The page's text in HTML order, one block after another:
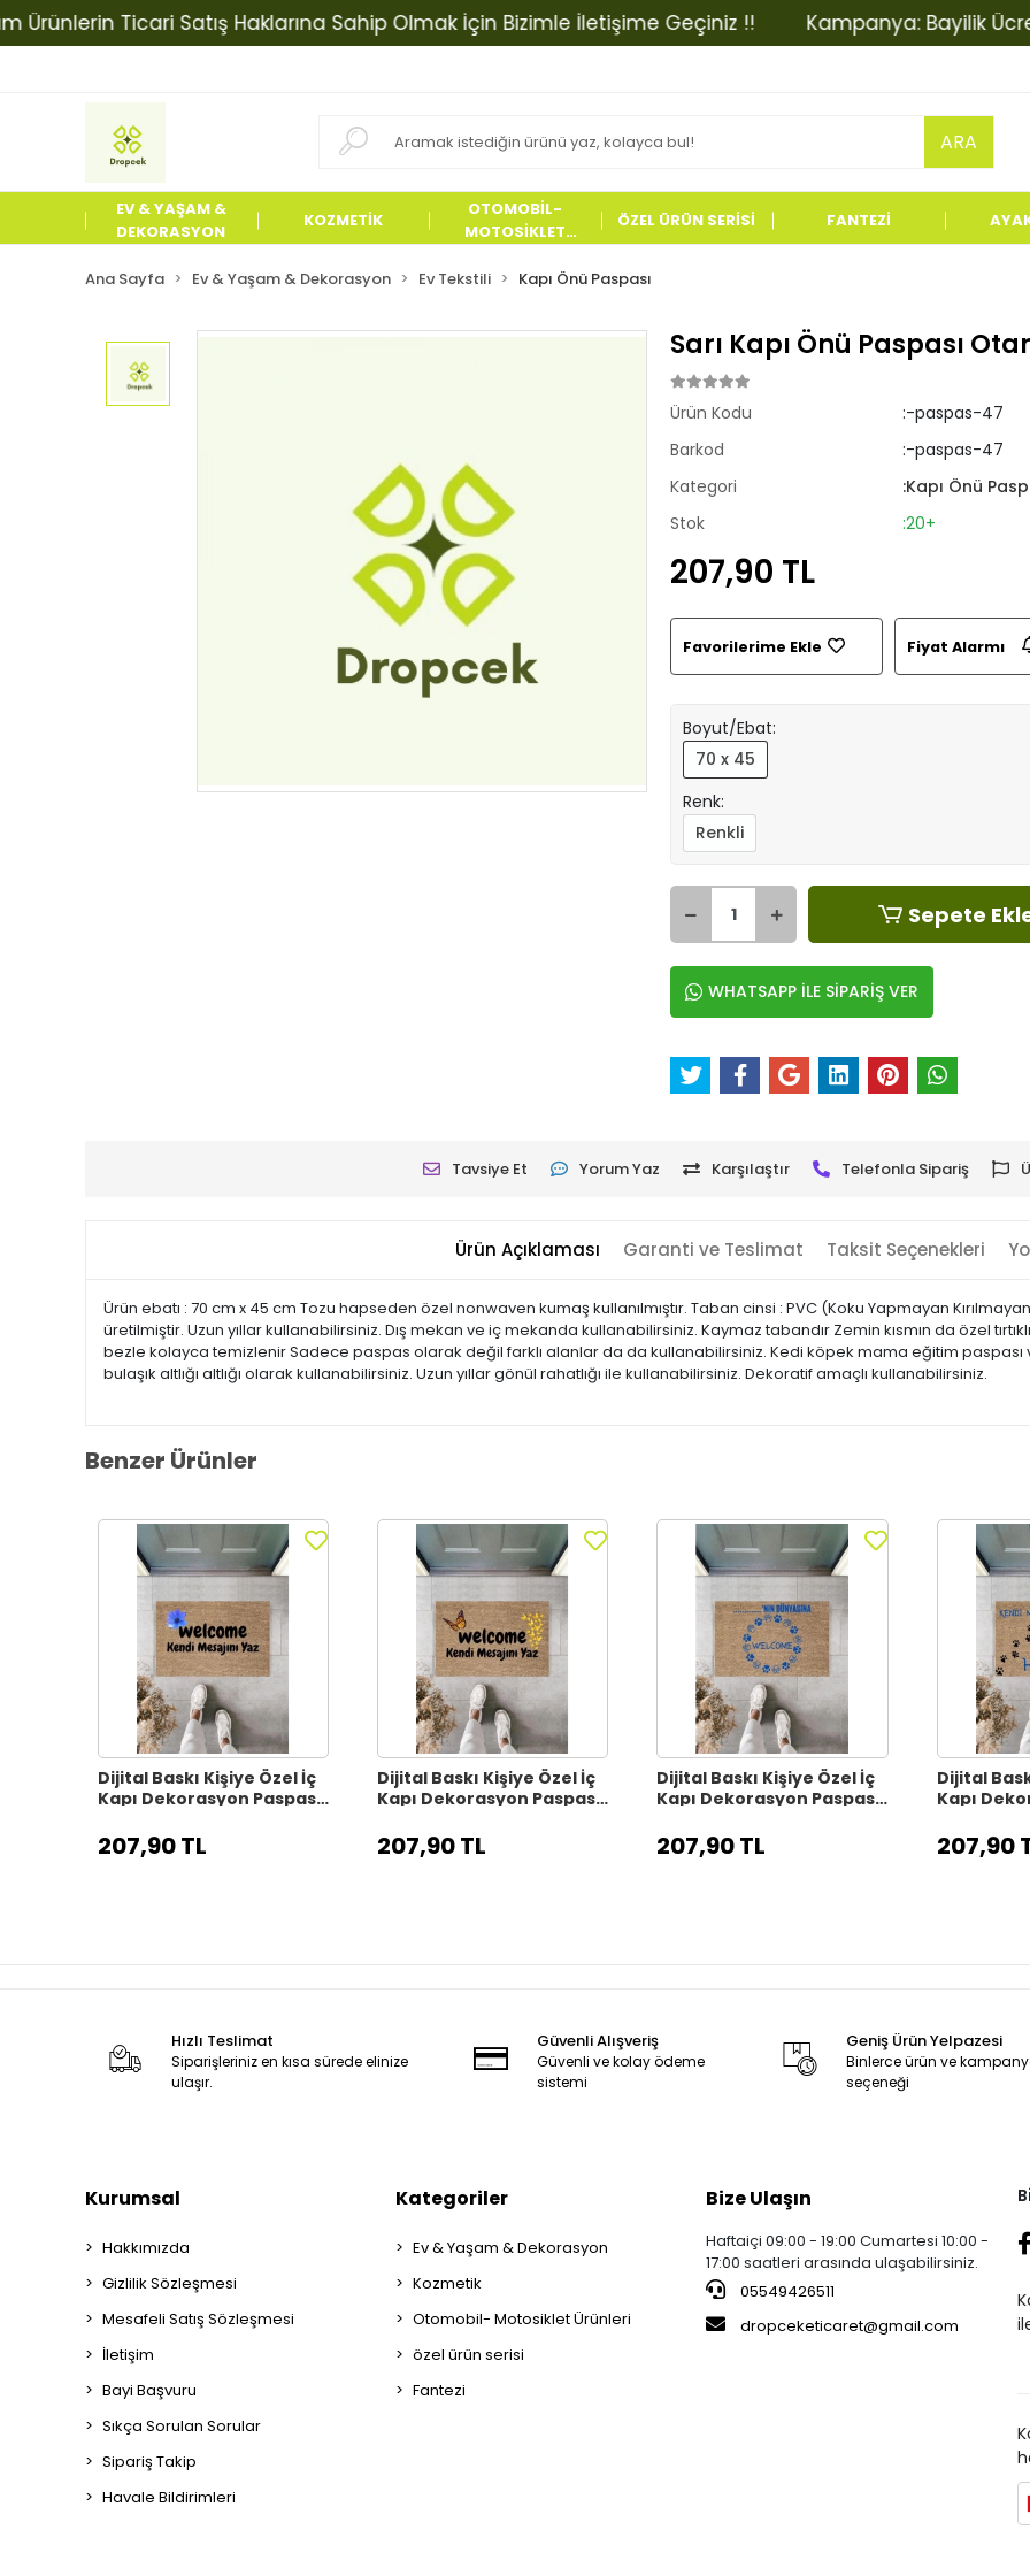
Ticari Satış Haklarına Sahip Olmak İçin Bizimle İletişime Geçiniz !! Kampanya: Bayilik
ARA
EV & YAŞAM &
DEKORASYON
KOZMETİK
OTOMOBİL-
MOTOSİKLET
ÖZEL ÜRÜN SERİSİ FANTEZİ
Ana Sayfa Ev & Yaşam & Dekorasyon Ev Tekstili Kapı Önü Paspası
Sarı Kapı Önü Paspası
Ürün Kodu
:-paspas-47
Barkod
:-paspas-47
Kategori
:Kapı Önü
Stok
:20+
207,90 TL
Favorilerime Ekle Fiyat Alarmı
Boyut/Ebat:
70 x 45
Renk:
Renkli
Sepete
WHATSAPP İLE SİPARİŞ VER
Tavsiye Et Yorum Yaz Karşılaştır Telefonla Sipariş
Ürün Açıklaması Garanti ve Teslimat Taksit Seçenekleri
Ürün ebatı : 70 cm x 45 cm Tozu hapseden özel nonwaven kumaş kullanılmıştır. Taban cinsi : PVC (Koku Yapmayan
üretilmiştir. Uzun yıllar kullanabilirsiniz. Dış mekan ve iç mekanda kullanabilirsiniz. Kaymaz tabandır Zemin kısmın da özel
bezle kolayca temizlenir Sadece paspas olarak değil farklı alanlar da da kullanabilirsiniz. Kedi köpek mama eğitim paspası
bulaşık altlığı altlığı olarak kullanabilirsiniz. Uzun yıllar gönül rahatlığı ile kullanabilirsiniz. Dekoratif amaçlı kullanabilirsiniz.
Benzer Ürünler
Dijital Baskı Kişiye Özel İç
Kapı Dekorasyon Paspas
207,90 TL
Dijital Baskı Kişiye Özel İç
Kapı Dekorasyon Paspas
207,90 TL
Dijital Baskı Kişiye Özel İç
Kapı Dekorasyon Paspas
207,90 TL
Dijital
Kapı
207,90
Hızlı Teslimat
Siparişleriniz en kısa sürede elinize
ulaşır.
Güvenli Alışveriş
Güvenli ve kolay ödeme
sistemi
Geniş Ürün Yelpazesi
Binlerce ürün ve
seçeneği
Kurumsal
Hakkımızda
Gizlilik Sözleşmesi
Mesafeli Satış Sözleşmesi
İletişim
Bayi Başvuru
Sıkça Sorulan Sorular
Sipariş Takip
Havale Bildirimleri
Kategoriler
Ev & Yaşam & Dekorasyon
Kozmetik
Otomobil- Motosiklet Ürünleri
özel ürün serisi
Fantezi
Bize Ulaşın
Haftaiçi 09:00 - 19:00 Cumartesi 10:00 -
17:00 saatleri arasında ulaşabilirsiniz.
05549426511
dropceketicaret@gmail.com